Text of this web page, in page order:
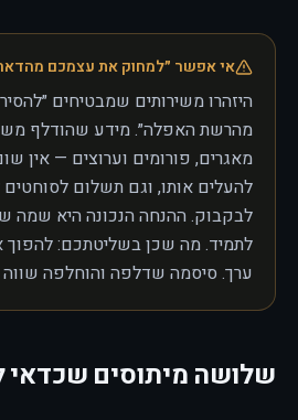
אי אפשר ״למחוק את עצמכם
היזהרו משירותים שמבטיחים
מהרשת האפלה״. מידע שהודלף
מאגרים, פורומים וערוצים — אין
להעלים אותו, וגם תשלום
לבקבוק. ההנחה הנכונה היא שמה
לתמיד. מה שכן בשליטתכם: להפוך
ערך. סיסמה שדלפה והוחלפה שווה
שלושה מיתוסים שכדאי